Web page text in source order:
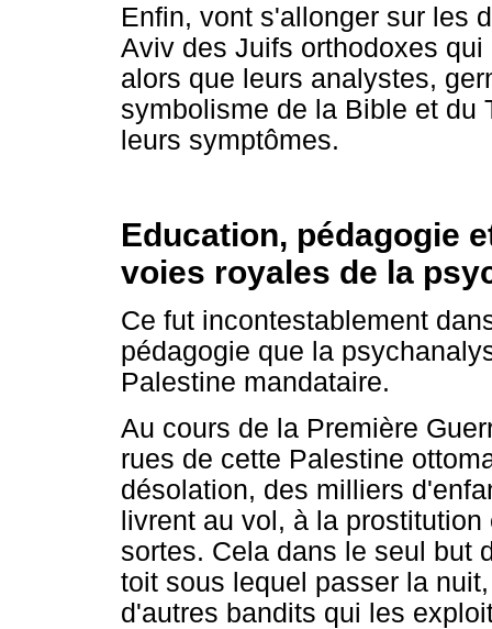
Enfin, vont s'allonger sur les
Aviv des Juifs orthodoxes
alors que leurs analystes,
symbolisme de la Bible et du
leurs symptômes.
Education, pédagogie
voies royales de la
Ce fut incontestablement
pédagogie que la
Palestine mandataire.
Au cours de la Première
rues de cette Palestine
désolation, des milliers
livrent au vol, à la
sortes. Cela dans le seul but
toit sous lequel passer la
d'autres bandits qui les